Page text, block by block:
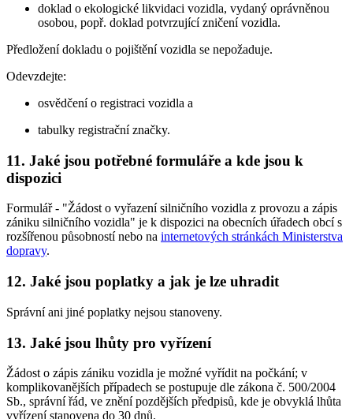
doklad o ekologické likvidaci vozidla, vydaný oprávněnou
osobou, popř. doklad potvrzující zničení vozidla.
Předložení dokladu o pojištění vozidla se nepožaduje.
Odevzdejte:
osvědčení o registraci vozidla a
tabulky registrační značky.
11. Jaké jsou potřebné formuláře a kde jsou k
dispozici
Formulář - "Žádost o vyřazení silničního vozidla z provozu a zápis
zániku silničního vozidla" je k dispozici na obecních úřadech obcí s
rozšířenou působností nebo na internetových stránkách Ministerstva
dopravy.
12. Jaké jsou poplatky a jak je lze uhradit
Správní ani jiné poplatky nejsou stanoveny.
13. Jaké jsou lhůty pro vyřízení
Žádost o zápis zániku vozidla je možné vyřídit na počkání; v
komplikovanějších případech se postupuje dle zákona č. 500/2004
Sb., správní řád, ve znění pozdějších předpisů, kde je obvyklá lhůta
vyřízení stanovena do 30 dnů.